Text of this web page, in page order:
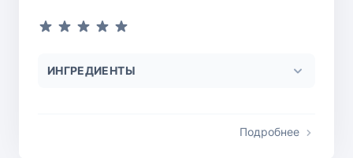
ИНГРЕДИЕНТЫ
Подробнее